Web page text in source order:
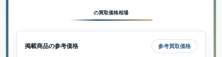
の買取価格相場
掲載商品の参考価格 参考買取価格